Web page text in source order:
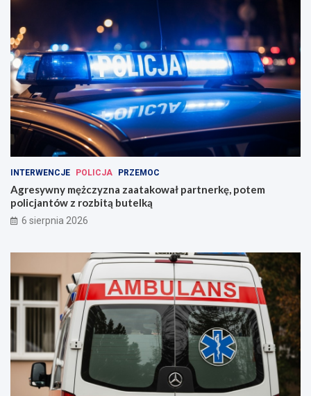
INTERWENCJE POLICJA PRZEMOC
Agresywny mężczyzna zaatakował partnerkę, potem
policjantów z rozbitą butelką
6 sierpnia 2026